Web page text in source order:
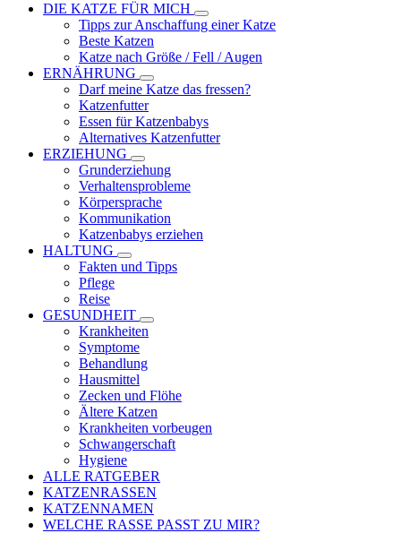
DIE KATZE FÜR MICH
Tipps zur Anschaffung einer Katze
Beste Katzen
Katze nach Größe / Fell / Augen
ERNÄHRUNG
Darf meine Katze das fressen?
Katzenfutter
Essen für Katzenbabys
Alternatives Katzenfutter
ERZIEHUNG
Grunderziehung
Verhaltensprobleme
Körpersprache
Kommunikation
Katzenbabys erziehen
HALTUNG
Fakten und Tipps
Pflege
Reise
GESUNDHEIT
Krankheiten
Symptome
Behandlung
Hausmittel
Zecken und Flöhe
Ältere Katzen
Krankheiten vorbeugen
Schwangerschaft
Hygiene
ALLE RATGEBER
KATZENRASSEN
KATZENNAMEN
WELCHE RASSE PASST ZU MIR?